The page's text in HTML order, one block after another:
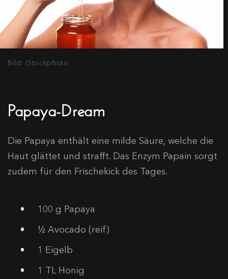
Bild: iStockphoto
Papaya-Dream
Die Papaya enthält eine milde Säure, welche die
Haut glättet und strafft. Das Enzym Papain sorgt
zudem für den Frischekick des Tages.
100 g Papaya
½ Avocado (reif)
1 Eigelb
1 TL Honig